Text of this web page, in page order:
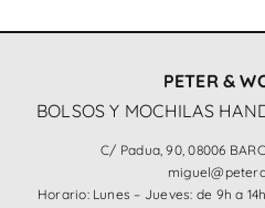
PETER &
BOLSOS Y MOCHILAS
C/ Padua, 90, 08006
Horario: Lunes – Jueves: de 9h a